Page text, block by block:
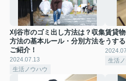
刈谷市のゴミ出し方法は？収集
方法の基本ルール・分別方法を
ご紹介！
2024.07.13
生活ノウハウ
賃貸
うす
生活